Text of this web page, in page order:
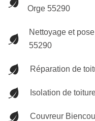
Orge 55290
Nettoyage et
55290
Réparation de
Isolation de
Couvreur